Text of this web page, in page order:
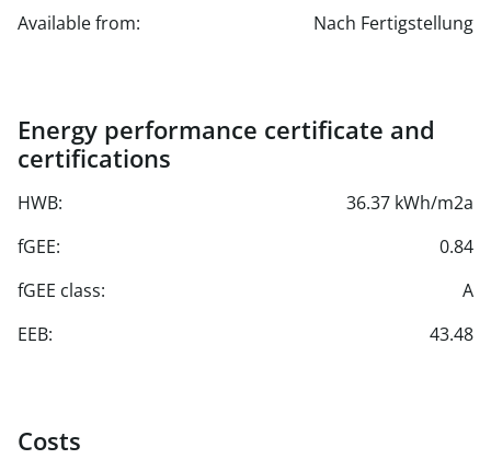
Available from:
Nach Fertigstellung
Energy performance certificate and
certifications
HWB:
36.37 kWh/m2a
fGEE:
0.84
fGEE class:
A
EEB:
43.48
Costs